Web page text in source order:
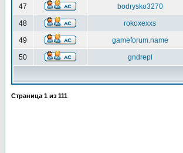
47 bodrysko3270
48 rokoxexxs
49 gameforum.name
50 gndrepl
Страница 1 из 111